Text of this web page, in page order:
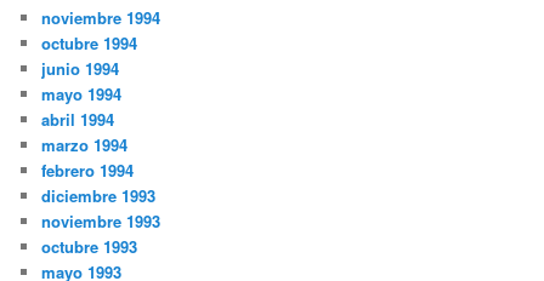
noviembre 1994
octubre 1994
junio 1994
mayo 1994
abril 1994
marzo 1994
febrero 1994
diciembre 1993
noviembre 1993
octubre 1993
mayo 1993